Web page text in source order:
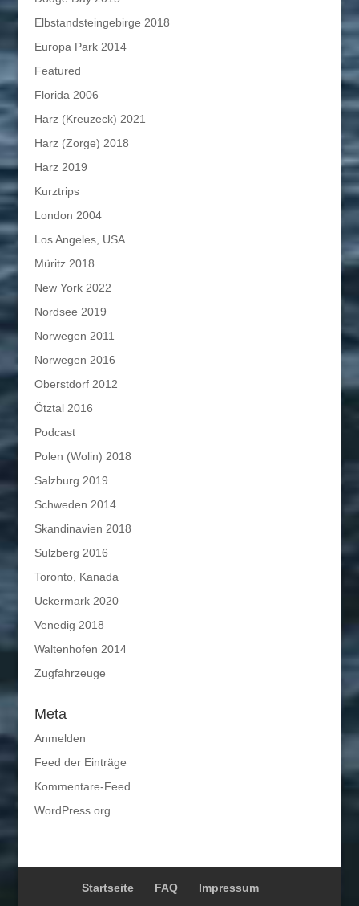
Elbstandsteingebirge 2018
Europa Park 2014
Featured
Florida 2006
Harz (Kreuzeck) 2021
Harz (Zorge) 2018
Harz 2019
Kurztrips
London 2004
Los Angeles, USA
Müritz 2018
New York 2022
Nordsee 2019
Norwegen 2011
Norwegen 2016
Oberstdorf 2012
Ötztal 2016
Podcast
Polen (Wolin) 2018
Salzburg 2019
Schweden 2014
Skandinavien 2018
Sulzberg 2016
Toronto, Kanada
Uckermark 2020
Venedig 2018
Waltenhofen 2014
Zugfahrzeuge
Meta
Anmelden
Feed der Einträge
Kommentare-Feed
WordPress.org
Startseite FAQ Impressum